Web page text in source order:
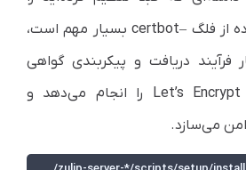
جایگزین کنید. استفاده از فلگ –certbot بسیار مهم است،
فرآیند دریافت و پیکربندی گواهی
SSL/TLS رایگان از Let’s Encrypt را انجام می‌دهد و
می‌سازد.